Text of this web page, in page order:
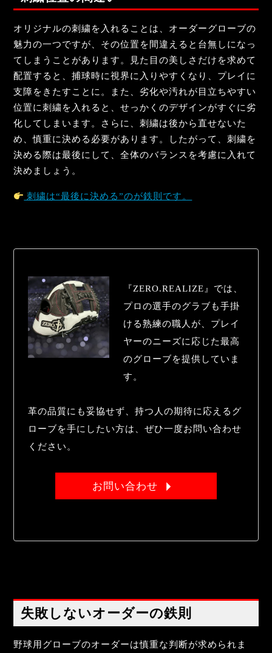
オリジナルの刺繍を入れることは、オーダーグローブの
魅力の一つですが、その位置を間違えると台無しになっ
てしまうことがあります。見た目の美しさだけを求めて
配置すると、捕球時に視界に入りやすくなり、プレイに
支障をきたすことに。また、劣化や汚れが目立ちやすい
位置に刺繍を入れると、せっかくのデザインがすぐに劣
化してしまいます。さらに、刺繍は後から直せないた
め、慎重に決める必要があります。したがって、刺繍を
決める際は最後にして、全体のバランスを考慮に入れて
決めましょう。
刺繍は“最後に決める”のが鉄則です。
『ZERO.REALIZE』では、
プロの選手のグラブも手掛
ける熟練の職人が、プレイ
ヤーのニーズに応じた最高
のグローブを提供していま
す。
革の品質にも妥協せず、持つ人の期待に応えるグ
ローブを手にしたい方は、ぜひ一度お問い合わせ
ください。
お問い合わせ
失敗しないオーダーの鉄則
野球用グローブのオーダーは慎重な判断が求められま